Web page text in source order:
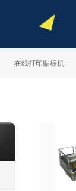
在线打印贴标机